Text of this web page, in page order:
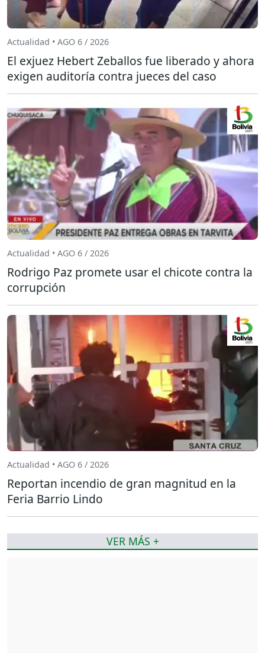
Actualidad • AGO 6 / 2026
El exjuez Hebert Zeballos fue liberado y ahora
exigen auditoría contra jueces del caso
Actualidad • AGO 6 / 2026
Rodrigo Paz promete usar el chicote contra la
corrupción
Actualidad • AGO 6 / 2026
Reportan incendio de gran magnitud en la
Feria Barrio Lindo
VER MÁS +